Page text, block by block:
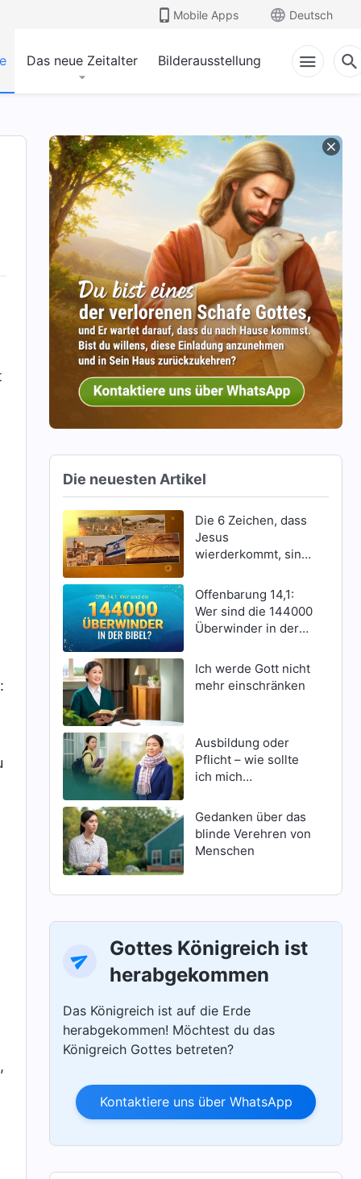
Mobile Apps Deutsch
Das neue Zeitalter Bilderausstellung
Die neuesten Artikel
Die 6 Zeichen, dass
Jesus
wierderkommt, sind
Offenbarung 14,1:
Wer sind die 144000
Überwinder in der
Ich werde Gott nicht
mehr einschränken
Ausbildung oder
Pflicht – wie sollte
ich mich
Gedanken über das
blinde Verehren von
Menschen
Gottes Königreich ist
herabgekommen
Das Königreich ist auf die Erde
herabgekommen! Möchtest du das
Königreich Gottes betreten?
Kontaktiere uns über WhatsApp